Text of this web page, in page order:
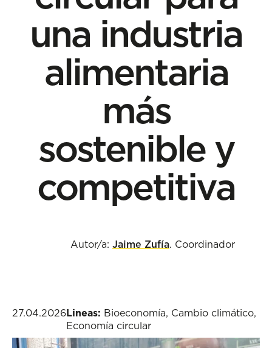
una industria
alimentaria
más
sostenible y
competitiva
Autor/a: Jaime Zufía. Coordinador
27.04.2026Lineas: Bioeconomía, Cambio climático,
Economía circular